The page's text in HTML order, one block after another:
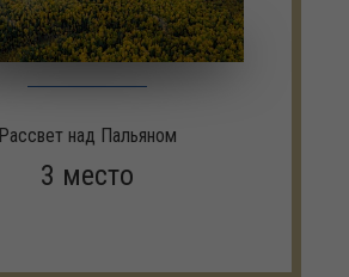
Рассвет над Пальяном
3 место